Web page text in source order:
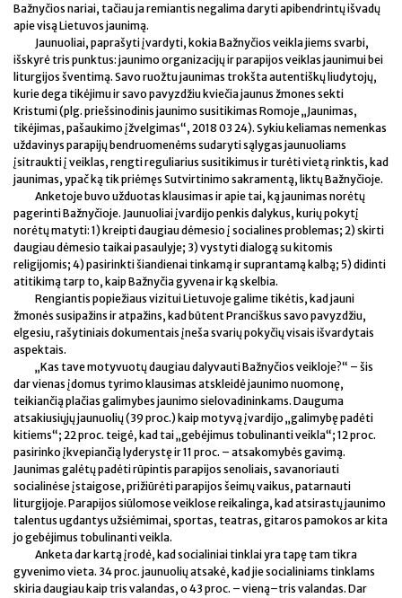
Bažnyčios nariai, tačiau ja remiantis negalima daryti apibendrintų išvadų
apie visą Lietuvos jaunimą.
Jaunuoliai, paprašyti įvardyti, kokia Bažnyčios veikla jiems svarbi,
išskyrė tris punktus: jaunimo organizacijų ir parapijos veiklas jaunimui bei
liturgijos šventimą. Savo ruožtu jaunimas trokšta autentiškų liudytojų,
kurie dega tikėjimu ir savo pavyzdžiu kviečia jaunus žmones sekti
Kristumi (plg. priešsinodinis jaunimo susitikimas Romoje „Jaunimas,
tikėjimas, pašaukimo įžvelgimas“, 2018 03 24). Sykiu keliamas nemenkas
uždavinys parapijų bendruomenėms sudaryti sąlygas jaunuoliams
įsitraukti į veiklas, rengti reguliarius susitikimus ir turėti vietą rinktis, kad
jaunimas, ypač ką tik priėmęs Sutvirtinimo sakramentą, liktų Bažnyčioje.
Anketoje buvo užduotas klausimas ir apie tai, ką jaunimas norėtų
pagerinti Bažnyčioje. Jaunuoliai įvardijo penkis dalykus, kurių pokytį
norėtų matyti: 1) kreipti daugiau dėmesio į socialines problemas; 2) skirti
daugiau dėmesio taikai pasaulyje; 3) vystyti dialogą su kitomis
religijomis; 4) pasirinkti šiandienai tinkamą ir suprantamą kalbą; 5) didinti
atitikimą tarp to, kaip Bažnyčia gyvena ir ką skelbia.
Rengiantis popiežiaus vizitui Lietuvoje galime tikėtis, kad jauni
žmonės susipažins ir atpažins, kad būtent Pranciškus savo pavyzdžiu,
elgesiu, rašytiniais dokumentais įneša svarių pokyčių visais išvardytais
aspektais.
„Kas tave motyvuotų daugiau dalyvauti Bažnyčios veikloje?“ – šis
dar vienas įdomus tyrimo klausimas atskleidė jaunimo nuomonę,
teikiančią plačias galimybes jaunimo sielovadininkams. Dauguma
atsakiusiųjų jaunuolių (39 proc.) kaip motyvą įvardijo „galimybę padėti
kitiems“; 22 proc. teigė, kad tai „gebėjimus tobulinanti veikla“; 12 proc.
pasirinko įkvepiančią lyderystę ir 11 proc. – atsakomybės gavimą.
Jaunimas galėtų padėti rūpintis parapijos senoliais, savanoriauti
socialinėse įstaigose, prižiūrėti parapijos šeimų vaikus, patarnauti
liturgijoje. Parapijos siūlomose veiklose reikalinga, kad atsirastų jaunimo
talentus ugdantys užsiėmimai, sportas, teatras, gitaros pamokos ar kita
jo gebėjimus tobulinanti veikla.
Anketa dar kartą įrodė, kad socialiniai tinklai yra tapę tam tikra
gyvenimo vieta. 34 proc. jaunuolių atsakė, kad jie socialiniams tinklams
skiria daugiau kaip tris valandas, o 43 proc. – vieną–tris valandas. Dar